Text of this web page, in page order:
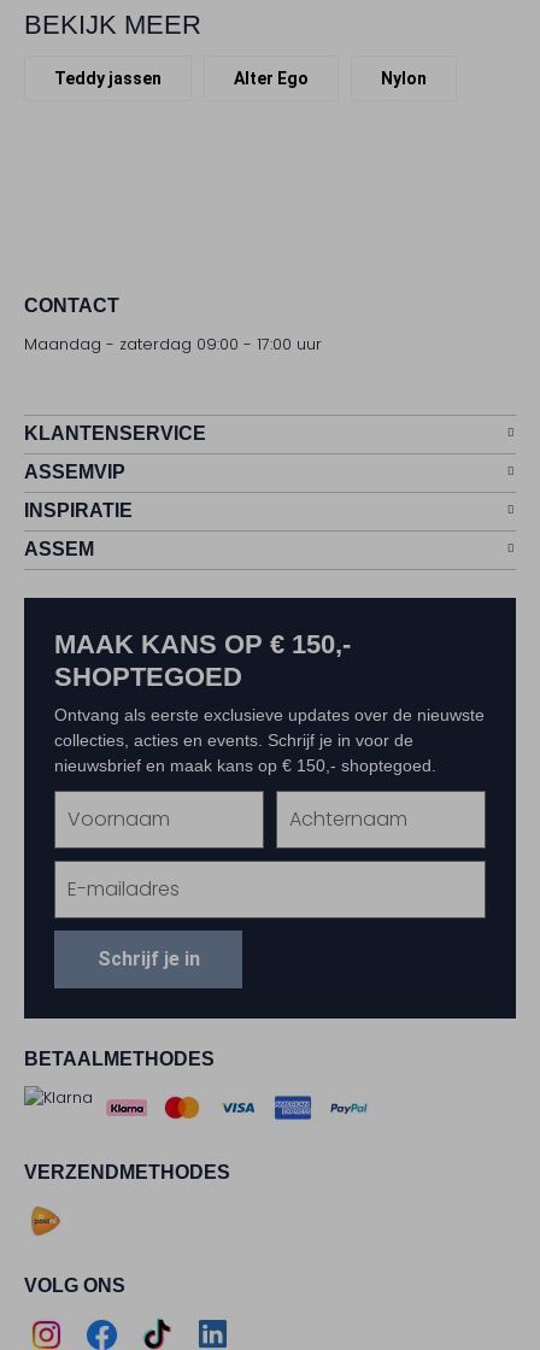
BEKIJK MEER
Teddy jassen Alter Ego Nylon
CONTACT
Maandag - zaterdag 09:00 - 17:00 uur
KLANTENSERVICE
ASSEMVIP
INSPIRATIE
ASSEM
BETAALMETHODES
VERZENDMETHODES
VOLG ONS
MAAK KANS OP € 150,-
SHOPTEGOED
Ontvang als eerste exclusieve updates over de nieuwste
collecties, acties en events. Schrijf je in voor de
nieuwsbrief en maak kans op € 150,- shoptegoed.
Schrijf je in